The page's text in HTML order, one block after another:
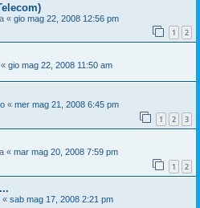
« gio mag 22, 2008 12:56 pm
1 2
« gio mag 22, 2008 11:50 am
« mer mag 21, 2008 6:45 pm
1 2 3
« mar mag 20, 2008 7:59 pm
1 2
« sab mag 17, 2008 2:21 pm